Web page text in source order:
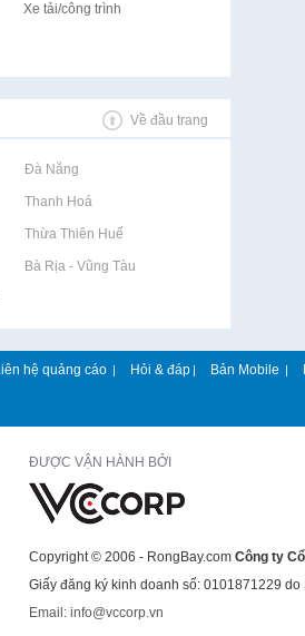
Xe tải/công trình
Về đầu trang
tại Đà Nẵng
tại Thanh Hoá
tại Thừa Thiên Huế
tại Bà Rịa - Vũng Tàu
hệ quảng cáo | Hỏi & đáp | Bản Mobile |
ĐƯỢC VẬN HÀNH BỞI
Copyright © 2006 - RongBay.com Công ty
Giấy đăng ký kinh doanh số: 0101871229
Email: info@vccorp.vn